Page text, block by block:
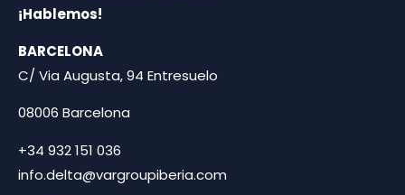
¡Hablemos!
BARCELONA
C/ Via Augusta, 94 Entresuelo
08006 Barcelona
+34 932 151 036
info.delta@vargroupiberia.com